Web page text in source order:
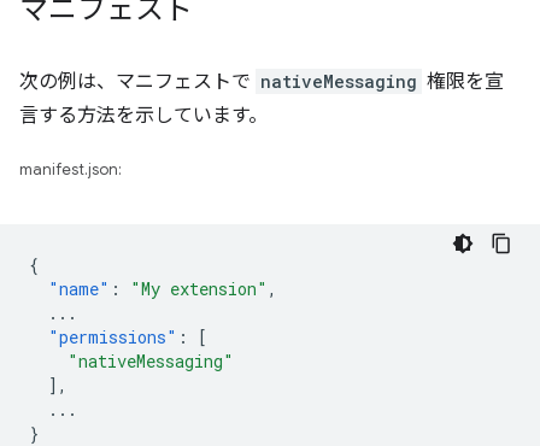
マニフェスト
次の例は、マニフェストで nativeMessaging 権限を宣
言する方法を示しています。
manifest.json:
{
"name" : "My extension" ,
...
"permissions" :
[
"nativeMessaging"
],
...
}